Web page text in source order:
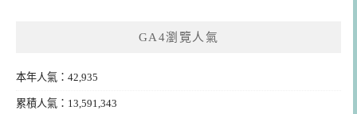
GA4瀏覽人氣
本年人氣：42,935
累積人氣：13,591,343